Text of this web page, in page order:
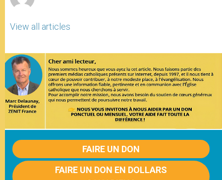
View all articles
FAIRE UN DON
FAIRE UN DON EN DOLLARS